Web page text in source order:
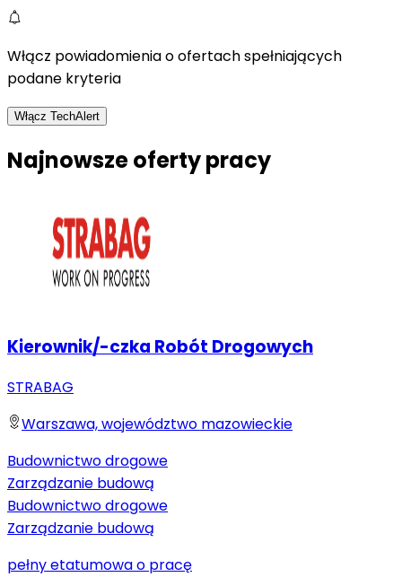
Włącz powiadomienia o ofertach spełniających
podane kryteria
Włącz TechAlert
Najnowsze oferty pracy
Kierownik/-czka Robót Drogowych
STRABAG
Warszawa, województwo mazowieckie
Budownictwo drogowe
Zarządzanie budową
Budownictwo drogowe
Zarządzanie budową
pełny etatumowa o pracę